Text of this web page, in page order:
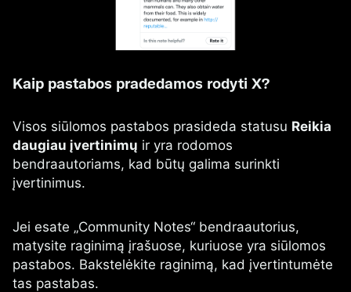
Kaip pastabos pradedamos rodyti X?
Visos siūlomos pastabos prasideda statusu Reikia
daugiau įvertinimų ir yra rodomos
bendraautoriams, kad būtų galima surinkti
įvertinimus.
Jei esate „Community Notes“ bendraautorius,
matysite raginimą įrašuose, kuriuose yra siūlomos
pastabos. Bakstelėkite raginimą, kad įvertintumėte
tas pastabas.